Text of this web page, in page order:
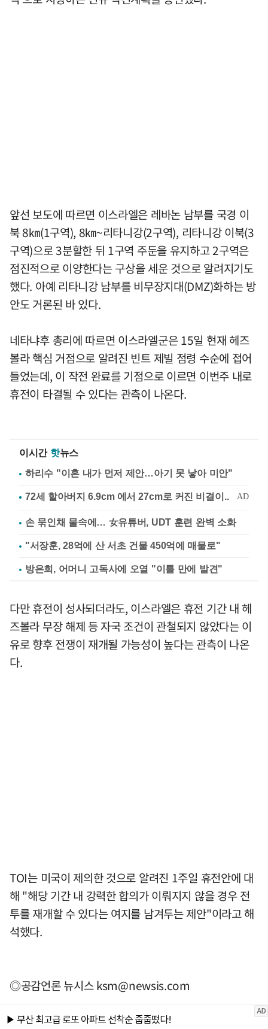
앞선 보도에 따르면 이스라엘은 레바논 남부를 국경 이
북 8㎞(1구역), 8㎞~리타니강(2구역), 리타니강 이북(3
구역)으로 3분할한 뒤 1구역 주둔을 유지하고 2구역은
점진적으로 이양한다는 구상을 세운 것으로 알려지기도
했다. 아예 리타니강 남부를 비무장지대(DMZ)화하는 방
안도 거론된 바 있다.
네타냐후 총리에 따르면 이스라엘군은 15일 현재 헤즈
볼라 핵심 거점으로 알려진 빈트 제빌 점령 수순에 접어
들었는데, 이 작전 완료를 기점으로 이르면 이번주 내로
휴전이 타결될 수 있다는 관측이 나온다.
이시간 핫뉴스
하리수 "이혼 내가 먼저 제안…아기 못 낳아 미안"
손 묶인채 물속에… 女유튜버, UDT 훈련 완벽 소화
"서장훈, 28억에 산 서초 건물 450억에 매물로"
방은희, 어머니 고독사에 오열 "이틀 만에 발견"
다만 휴전이 성사되더라도, 이스라엘은 휴전 기간 내 헤
즈볼라 무장 해제 등 자국 조건이 관철되지 않았다는 이
유로 향후 전쟁이 재개될 가능성이 높다는 관측이 나온
다.
TOI는 미국이 제의한 것으로 알려진 1주일 휴전안에 대
해 "해당 기간 내 강력한 합의가 이뤄지지 않을 경우 전
투를 재개할 수 있다는 여지를 남겨두는 제안"이라고 해
석했다.
◎공감언론 뉴시스ksm@newsis.com